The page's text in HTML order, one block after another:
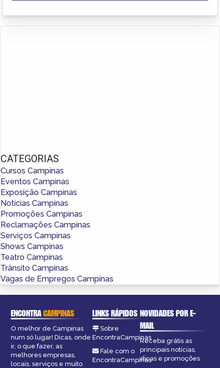
CATEGORIAS
Cursos Campinas
Eventos Campinas
Exposição Campinas
Notícias Campinas
Promoções Campinas
Reclamações Campinas
Serviços Campinas
Shows Campinas
Teatro Campinas
Trânsito Campinas
Vagas de Empregos Campinas
ENCONTRACAMPINAS
O melhor de Campinas
num só lugar! Dicas, onde
ir, o que fazer, as
melhores empresas,
locais, serviços e muito
LINKS RÁPIDOS
Sobre
EncontraCampinas
Fale com o
EncontraCampinas
NOVIDADES POR E-
MAIL
Receba grátis as
principais notícias,
dicas e promoções